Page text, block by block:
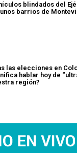
blindados del
barrios de
las elecciones en
hablar hoy de
región?